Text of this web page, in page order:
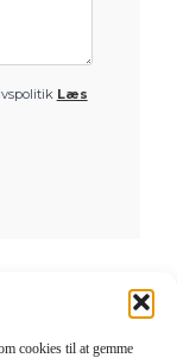
cookies til at gemme
Læs